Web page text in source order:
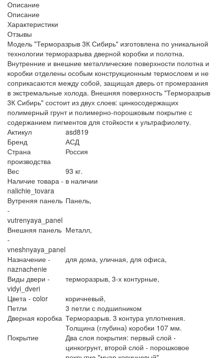
Описание
Описание
Характеристики
Отзывы
Модель "Терморазрыв 3К Сибирь" изготовлена по уникальной
технологии терморазрыва дверной коробки и полотна.
Внутренние и внешние металлические поверхности полотна и
коробки отделены особым конструкционным термослоем и не
соприкасаются между собой, защищая дверь от промерзания
в экстремальные холода. Внешняя поверхность "Терморазрыв
3К Сибирь" состоит из двух слоев: цинкосодержащих
полимерный грунт и полимерно-порошковым покрытие с
содержанием пигментов для стойкости к ультрафиолету.
Актикул
asd819
Бренд
АСД
Страна
производства
Россия
Вес
93 кг.
Наличие товара -
nalichie_tovara
в наличии
Вутреняя панель
-
vutrenyaya_panel
Панель,
Внешняя панель
-
vneshnyaya_panel
Металл,
Назначение -
naznachenie
для дома, уличная, для офиса,
Виды двери -
vidyi_dveri
терморазрыв, 3-х контурные,
Цвета - color
коричневый,
Петли
3 петли с подшипником
Дверная коробка Терморазрыв. 3 контура уплотнения.
Толщина (глубина) коробки 107 мм.
Покрытие
Два слоя покрытия: первый слой -
цинкогрунт, второй слой - порошковое